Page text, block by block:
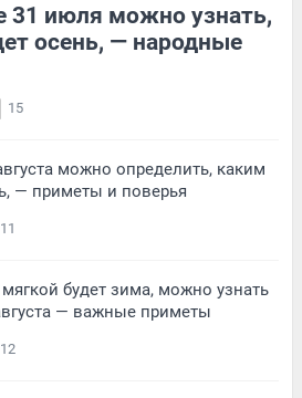
31 июля можно узнать,
осень, — народные
15
можно определить, каким
— приметы и поверья
11
будет зима, можно узнать
— важные приметы
12